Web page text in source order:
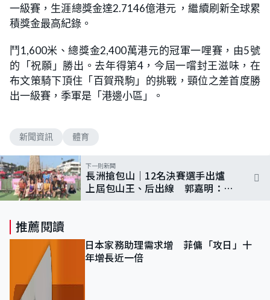
一級賽，生涯總獎金達2.7146億港元 ，繼續刷新全球累
積獎金最高紀錄。
鬥1,600米、總獎金2,400萬港元的冠軍一哩賽，由5號
的「祝願」勝出。去年得第4，今屆一嚐封王滋味，在
布文策騎下頂住「百賀飛駒」的挑戰，頸位之差首度勝
出一級賽，季軍是「港邊小區」。
新聞資訊 體育
下一則新聞
長洲搶包山｜12名決賽選手出爐
上屆包山王、后出線 郭嘉明：最
推薦閱讀
日本家務助理需求增 菲傭「攻日」十
年增長近一倍